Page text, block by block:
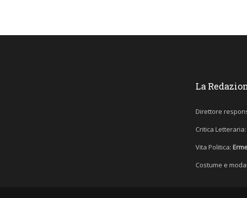
La
Direttore
Critica Letteraria:
Vita Politica:
Costume e moda: